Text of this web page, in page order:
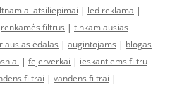
atsiliepimai | led reklama |
renkamės filtrus | tinkamiausias
ėdalas | augintojams | blogas
| fejerverkai | ieskantiems filtru
filtrai | vandens filtrai |